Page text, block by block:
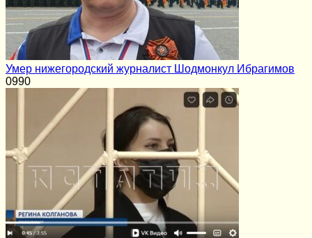
Умер нижегородский журналист Шодмонкул Ибрагимов
0990